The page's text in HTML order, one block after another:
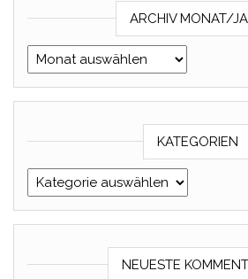
ARCHIV MONAT/
Archiv Monat/Jahr
KATEGORIEN
Kategorien
NEUESTE